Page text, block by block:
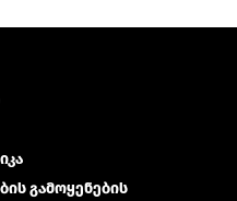
გამოყენების